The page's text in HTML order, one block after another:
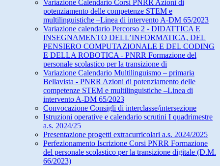
Variazione Calendario Corsi PNRR Azioni di
potenziamento delle competenze STEM e
multilinguistiche –Linea di intervento A-DM 65/2023
Variazione calendario Percorso 2 - DIDATTICA E
INSEGNAMENTO DELL’INFORMATICA, DEL
PENSIERO COMPUTAZIONALE E DEL CODING
E DELLA ROBOTICA - PNRR Formazione del
personale scolastico per la transizione di
Variazione Calendario Multilinguismo – primaria
Bellavista - PNRR Azioni di potenziamento delle
competenze STEM e multilinguistiche –Linea di
intervento A-DM 65/2023
Convocazione Consigli di interclasse/intersezione
Istruzioni operative e calendario scrutini I quadrimestre
a.s. 2024/25
Presentazione progetti extracurricolari a.s. 2024/2025
Perfezionamento Iscrizione Corsi PNRR Formazione
del personale scolastico per la transizione digitale (D.M.
66/2023)